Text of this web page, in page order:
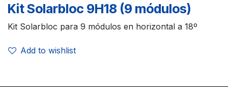
Kit Solarbloc 9H18 (9 módulos)
Kit Solarbloc para 9 módulos en horizontal a 18º
Add to wishlist